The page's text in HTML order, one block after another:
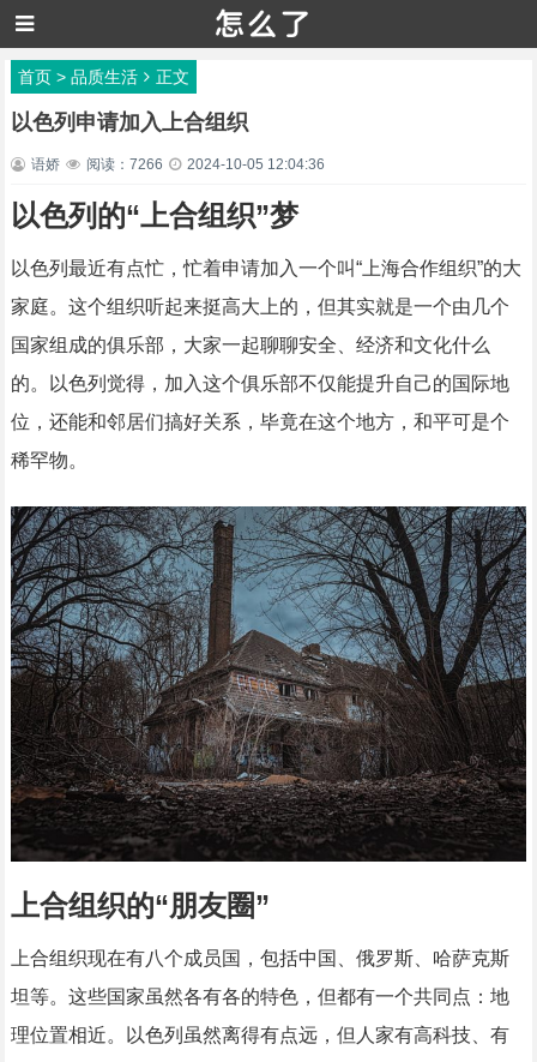
首页> 品质生活 正文
以色列申请加入上合组织
语娇 阅读：7266 2024-10-05 12:04:36
以色列的“上合组织”梦
以色列最近有点忙，忙着申请加入一个叫“上海合作组织”的大
家庭。这个组织听起来挺高大上的，但其实就是一个由几个
国家组成的俱乐部，大家一起聊聊安全、经济和文化什么
的。以色列觉得，加入这个俱乐部不仅能提升自己的国际地
位，还能和邻居们搞好关系，毕竟在这个地方，和平可是个
稀罕物。
上合组织的“朋友圈”
上合组织现在有八个成员国，包括中国、俄罗斯、哈萨克斯
坦等。这些国家虽然各有各的特色，但都有一个共同点：地
理位置相近。以色列虽然离得有点远，但人家有高科技、有